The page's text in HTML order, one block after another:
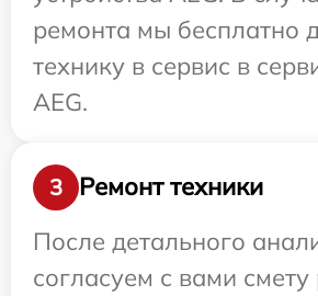
ремонта мы бесплатно
технику в сервис в
AEG.
3
Ремонт техники
После детального
согласуем с вами смету